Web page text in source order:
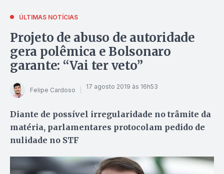
ÚLTIMAS NOTÍCIAS
Projeto de abuso de autoridade
gera polêmica e Bolsonaro
garante: “Vai ter veto”
Felipe Cardoso 17 agosto 2019 às 16h53
Diante de possível irregularidade no trâmite da
matéria, parlamentares protocolam pedido de
nulidade no STF